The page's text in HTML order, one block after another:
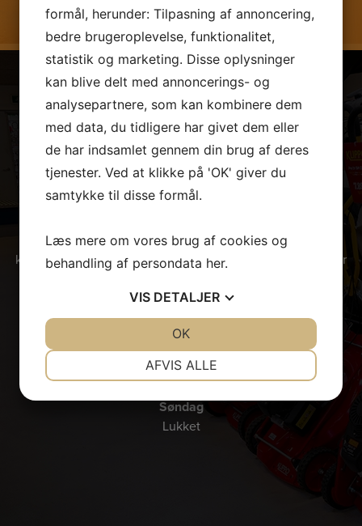
ÅBNINGSTIDER & BESØG OS
Hvis du er interesseret i at se nærmere på vores have-,
vores forretning i Slagelse på Sjælland. Her står vores
kompetente salgsteam klar til at vejlede dig, så du kommer
kl. 7.30 – kl. 16.30
Lørdag
kl. 9.00 – kl. 13.00
Søndag
Lukket
formål, herunder: Tilpasning af annoncering,
bedre brugeroplevelse, funktionalitet,
statistik og marketing. Disse oplysninger
kan blive delt med annoncerings- og
analysepartnere, som kan kombinere dem
med data, du tidligere har givet dem eller
de har indsamlet gennem din brug af deres
tjenester. Ved at klikke på 'OK' giver du
samtykke til disse formål.
Læs mere om vores brug af cookies og
behandling af persondata her.
VIS DETALJER
AFVIS ALLE
OK